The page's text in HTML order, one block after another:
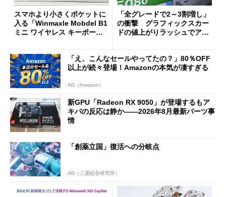
スマホより小さくポケットに
入る「Winmaxle Mobdel B1
ミニ ワイヤレス キーボー
「全グレードで2～3割増し」
の衝撃 グラフィックスカー
ドの値上がりラッシュでアキ
「え、こんなセールやってたの？」80％OFF
以上が続々登場！Amazonの本気が凄すぎる
AD（Amazon）
新GPU「Radeon RX 9050」が登場するもア
キバの反応は静か――2026年8月最新パーツ事
情
「創薬立国」復活への分岐点
AD（三菱総合研究所）